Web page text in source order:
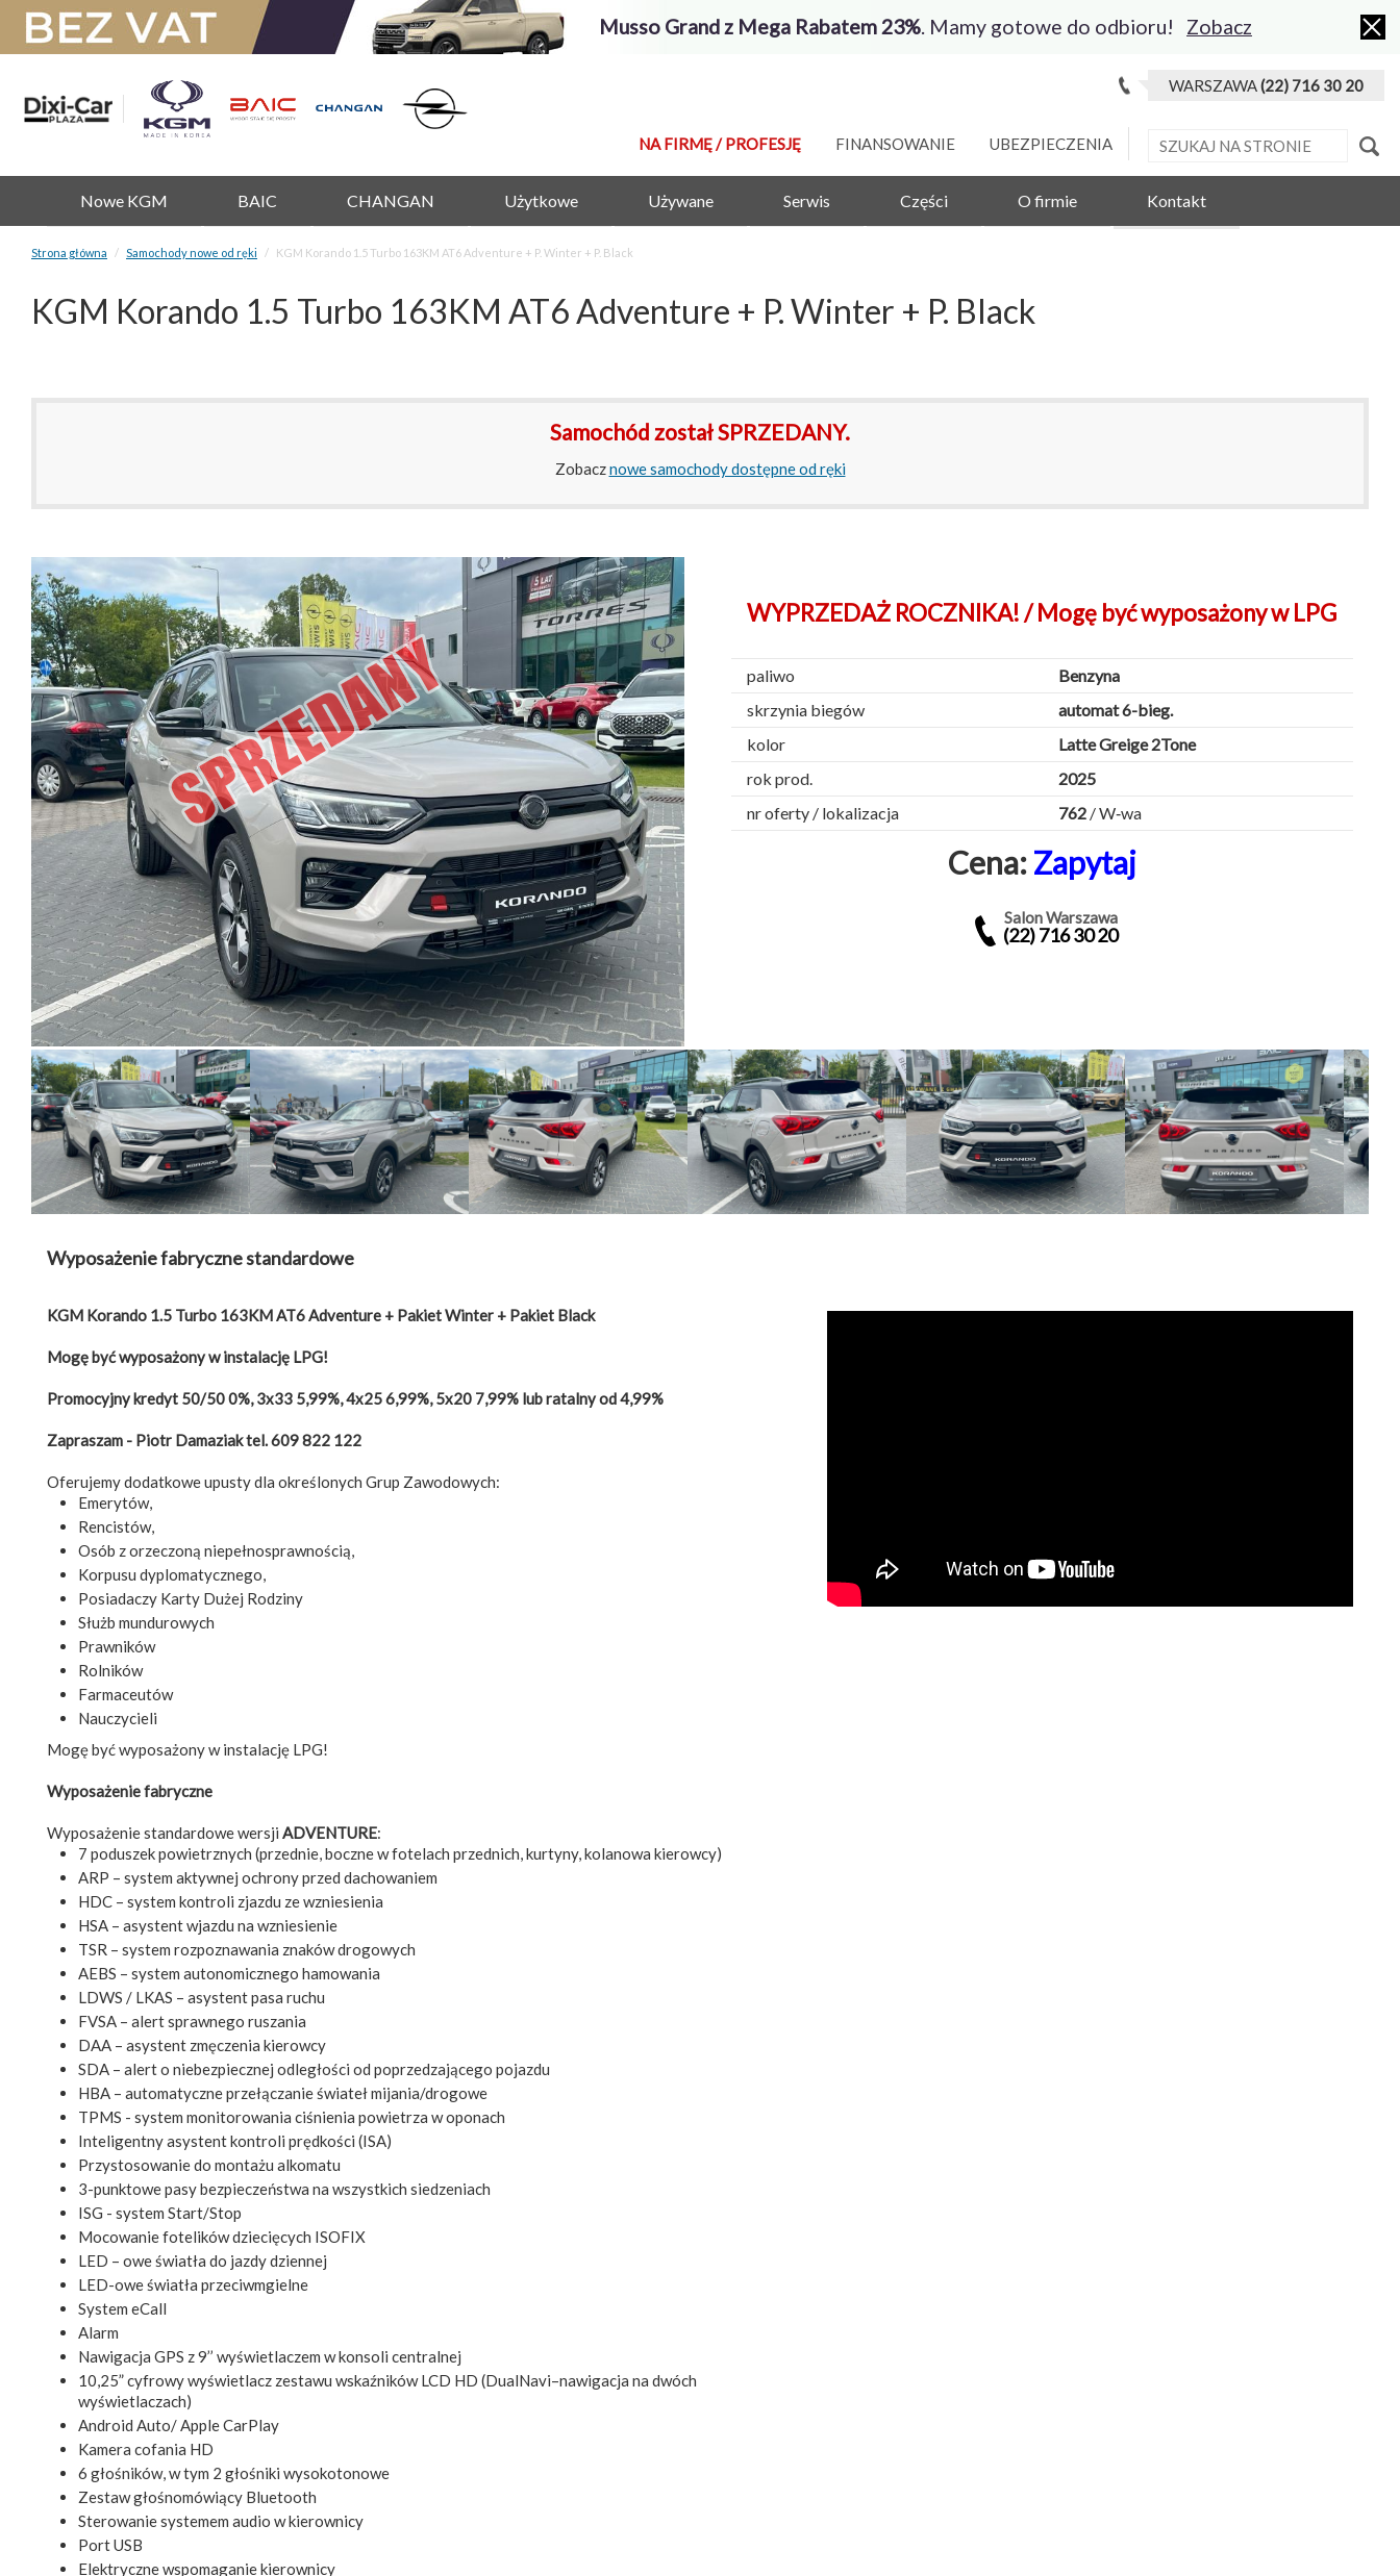
Musso Grand z Mega Rabatem 23%. Mamy gotowe do odbioru! Zobacz
WARSZAWA(22) 716 30 20
NA FIRMĘ / PROFESJĘ FINANSOWANIE UBEZPIECZENIA
Nowe KGM BAIC CHANGAN Użytkowe Używane Serwis Części O firmie Kontakt
Strona główna Samochody nowe od ręki KGM Korando 1.5 Turbo 163KM AT6 Adventure + P. Winter + P. Black
KGM Korando 1.5 Turbo 163KM AT6 Adventure + P. Winter + P. Black
Samochód został SPRZEDANY.
Zobacznowe samochody dostępne od ręki
WYPRZEDAŻ ROCZNIKA! / Mogę być wyposażony w LPG
paliwo
Benzyna
skrzynia biegów
automat 6-bieg.
kolor
Latte Greige 2Tone
rok prod.
2025
nr oferty / lokalizacja
762 / W‑wa
Cena:Zapytaj
Salon Warszawa
(22) 716 30 20
Wyposażenie fabryczne standardowe
KGM Korando 1.5 Turbo 163KM AT6 Adventure + Pakiet Winter + Pakiet Black
Mogę być wyposażony w instalację LPG!
Promocyjny kredyt 50/50 0%, 3x33 5,99%, 4x25 6,99%, 5x20 7,99% lub ratalny od 4,99%
Zapraszam - Piotr Damaziak tel. 609 822 122
Oferujemy dodatkowe upusty dla określonych Grup Zawodowych:
Emerytów,
Rencistów,
Osób z orzeczoną niepełnosprawnością,
Korpusu dyplomatycznego,
Posiadaczy Karty Dużej Rodziny
Służb mundurowych
Prawników
Rolników
Farmaceutów
Nauczycieli
Mogę być wyposażony w instalację LPG!
Wyposażenie fabryczne
Wyposażenie standardowe wersji ADVENTURE:
7 poduszek powietrznych (przednie, boczne w fotelach przednich, kurtyny, kolanowa kierowcy)
ARP – system aktywnej ochrony przed dachowaniem
HDC – system kontroli zjazdu ze wzniesienia
HSA – asystent wjazdu na wzniesienie
TSR – system rozpoznawania znaków drogowych
AEBS – system autonomicznego hamowania
LDWS / LKAS – asystent pasa ruchu
FVSA – alert sprawnego ruszania
DAA – asystent zmęczenia kierowcy
SDA – alert o niebezpiecznej odległości od poprzedzającego pojazdu
HBA – automatyczne przełączanie świateł mijania/drogowe
TPMS - system monitorowania ciśnienia powietrza w oponach
Inteligentny asystent kontroli prędkości (ISA)
Przystosowanie do montażu alkomatu
3-punktowe pasy bezpieczeństwa na wszystkich siedzeniach
ISG - system Start/Stop
Mocowanie fotelików dziecięcych ISOFIX
LED – owe światła do jazdy dziennej
LED-owe światła przeciwmgielne
System eCall
Alarm
Nawigacja GPS z 9’’ wyświetlaczem w konsoli centralnej
10,25” cyfrowy wyświetlacz zestawu wskaźników LCD HD (DualNavi–nawigacja na dwóch
wyświetlaczach)
Android Auto/ Apple CarPlay
Kamera cofania HD
6 głośników, w tym 2 głośniki wysokotonowe
Zestaw głośnomówiący Bluetooth
Sterowanie systemem audio w kierownicy
Port USB
Elektryczne wspomaganie kierownicy